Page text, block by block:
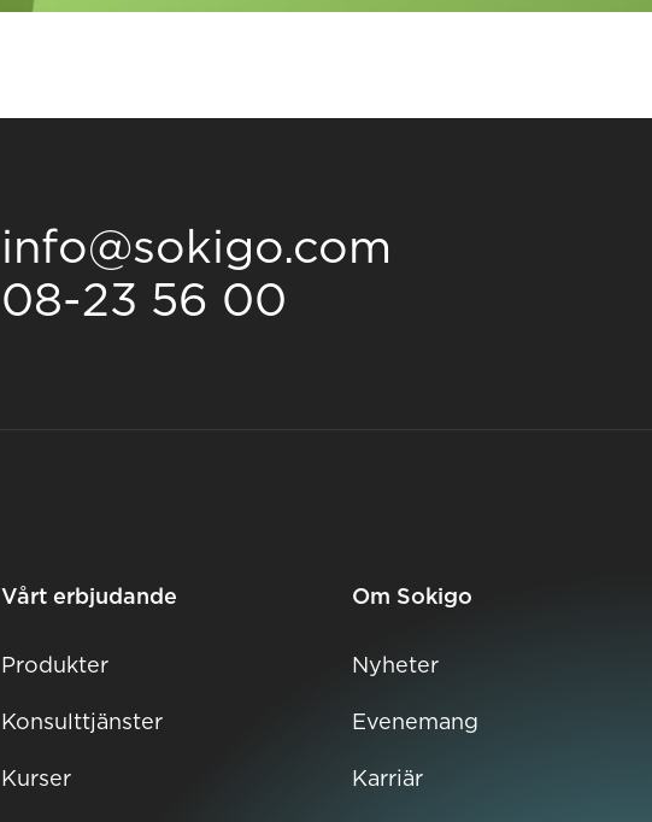
info@sokigo.com
08-23 56 00
Vårt erbjudande
Produkter
Konsulttjänster
Kurser
Om Sokigo
Nyheter
Evenemang
Karriär